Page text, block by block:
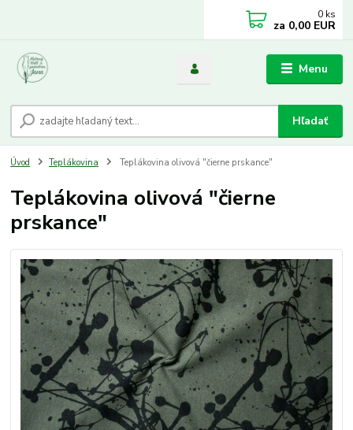
Menu
Hľadať
0 ks
za 0,00 EUR
Úvod Teplákovina Teplákovina olivová "čierne prskance"
Teplákovina olivová "čierne
prskance"